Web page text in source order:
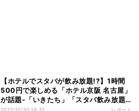
【ホテルでスタバが飲み放題!?】1時間
500円で楽しめる「ホテル京阪 名古屋」
が話題-「いきたち」「スタバ飲み放題
のホテルはエグい」「教えたくないくら
2023/10/30 16:37 レポート